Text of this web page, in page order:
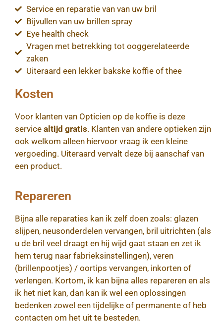
Service en reparatie van van uw bril
Bijvullen van uw brillen spray
Eye health check
Vragen met betrekking tot ooggerelateerde
zaken
Uiteraard een lekker bakske koffie of thee
Kosten
Voor klanten van Opticien op de koffie is deze
service altijd gratis. Klanten van andere optieken zijn
ook welkom alleen hiervoor vraag ik een kleine
vergoeding. Uiteraard vervalt deze bij aanschaf van
een product.
Repareren
Bijna alle reparaties kan ik zelf doen zoals: glazen
slijpen, neusonderdelen vervangen, bril uitrichten (als
u de bril veel draagt en hij wijd gaat staan en zet ik
hem terug naar fabrieksinstellingen), veren
(brillenpootjes) / oortips vervangen, inkorten of
verlengen. Kortom, ik kan bijna alles repareren en als
ik het niet kan, dan kan ik wel een oplossingen
bedenken zowel een tijdelijke of permanente of heb
contacten om het uit te besteden.